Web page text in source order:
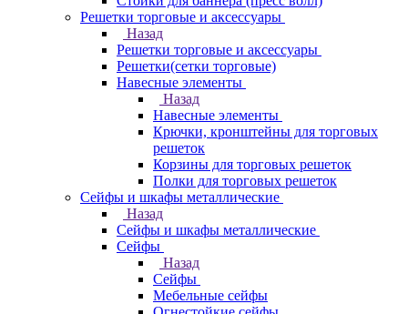
Решетки торговые и аксессуары
Назад
Решетки торговые и аксессуары
Решетки(сетки торговые)
Навесные элементы
Назад
Навесные элементы
Крючки, кронштейны для торговых
решеток
Корзины для торговых решеток
Полки для торговых решеток
Сейфы и шкафы металлические
Назад
Сейфы и шкафы металлические
Сейфы
Назад
Сейфы
Мебельные сейфы